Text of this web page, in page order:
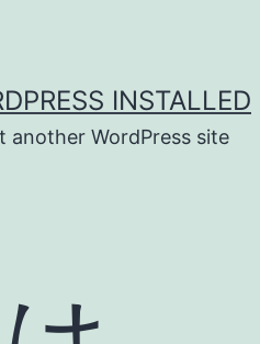
INSTALLED
another WordPress site